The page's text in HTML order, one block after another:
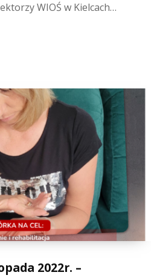
WIOŚ w Kielcach…
2022r. –